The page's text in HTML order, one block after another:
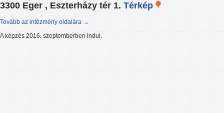
3300 Eger , Eszterházy tér 1. Térkép
Tovább az intézmény oldalára →
A képzés 2016. szeptemberben indul.